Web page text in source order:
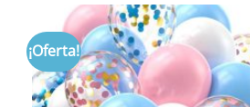
¡Oferta!